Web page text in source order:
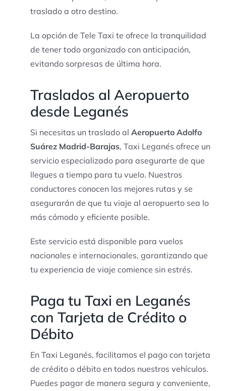
traslado a otro destino.
La opción de Tele Taxi te ofrece la tranquilidad
de tener todo organizado con anticipación,
evitando sorpresas de última hora.
Traslados al Aeropuerto
desde Leganés
Si necesitas un traslado al Aeropuerto Adolfo
Suárez Madrid-Barajas, Taxi Leganés ofrece un
servicio especializado para asegurarte de que
llegues a tiempo para tu vuelo. Nuestros
conductores conocen las mejores rutas y se
asegurarán de que tu viaje al aeropuerto sea lo
más cómodo y eficiente posible.
Este servicio está disponible para vuelos
nacionales e internacionales, garantizando que
tu experiencia de viaje comience sin estrés.
Paga tu Taxi en Leganés
con Tarjeta de Crédito o
Débito
En Taxi Leganés, facilitamos el pago con tarjeta
de crédito o débito en todos nuestros vehículos.
Puedes pagar de manera segura y conveniente,